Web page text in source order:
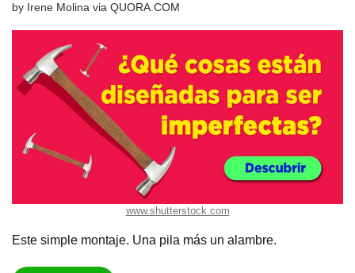
by Irene Molina via QUORA.COM
www.shutterstock.com
Este simple montaje. Una pila más un alambre.